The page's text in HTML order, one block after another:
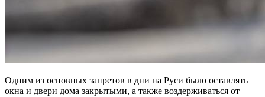
Одним из основных запретов в дни на Руси было оставлять
окна и двери дома закрытыми, а также воздерживаться от